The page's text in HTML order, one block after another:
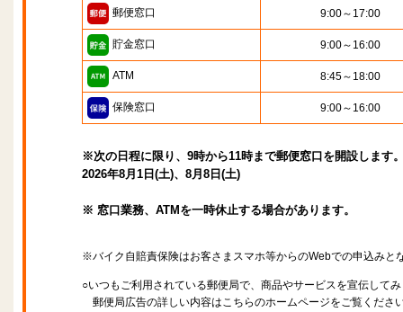
郵便窓口 9:00～17:00
貯金窓口 9:00～16:00
ATM 8:45～18:00
保険窓口 9:00～16:00
※次の日程に限り、9時から11時まで郵便窓口を開設します
2026年8月1日(土)、8月8日(土)
※ 窓口業務、ATMを一時休止する場合があります。
※バイク自賠責保険はお客さまスマホ等からのWebでの申込みと
○いつもご利用されている郵便局で、商品やサービスを宣伝して
郵便局広告の詳しい内容はこちらのホームページをご覧くださ